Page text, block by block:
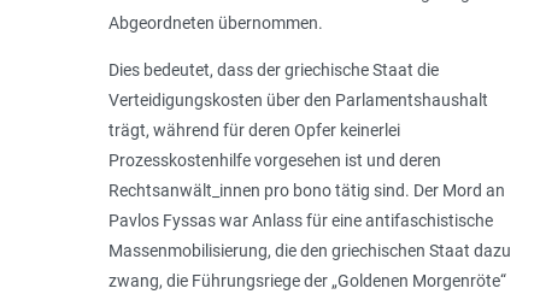
Abgeordneten übernommen.
Dies bedeutet, dass der griechische Staat die
Verteidigungskosten über den Parlamentshaushalt
trägt, während für deren Opfer keinerlei
Prozesskostenhilfe vorgesehen ist und deren
Rechtsanwält_innen pro bono tätig sind. Der Mord an
Pavlos Fyssas war Anlass für eine antifaschistische
Massenmobilisierung, die den griechischen Staat dazu
zwang, die Führungsriege der „Goldenen Morgenröte“